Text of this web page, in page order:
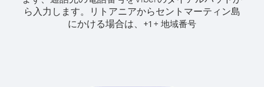
ら入力します。
リトアニアからセントマーティン島
にかける場合は、 +1 + 地域番号